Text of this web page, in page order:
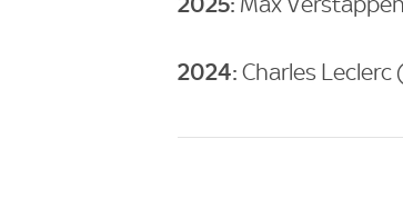
2024: Charles Leclerc